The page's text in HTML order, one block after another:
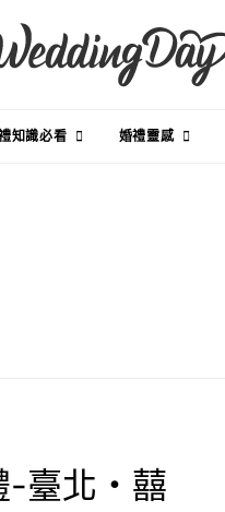
知識必看 婚禮靈感
臺北・囍